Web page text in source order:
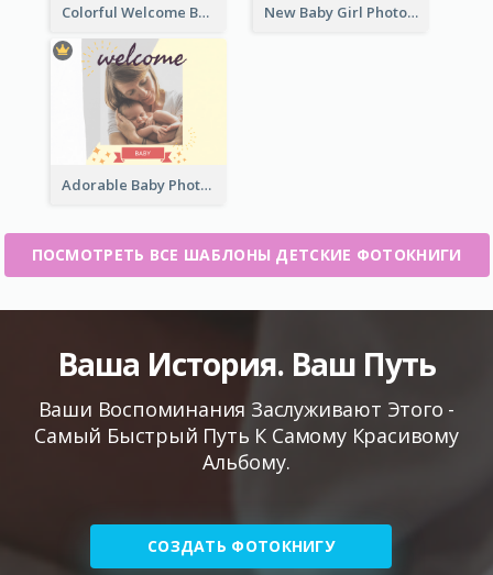
Colorful Welcome Baby Photo Book New Baby Girl Photo Book
Adorable Baby Photo Book
ПОСМОТРЕТЬ ВСЕ ШАБЛОНЫ ДЕТСКИЕ ФОТОКНИГИ
Ваша История. Ваш Путь
Ваши Воспоминания Заслуживают Этого -
Самый Быстрый Путь К Самому Красивому
Альбому.
СОЗДАТЬ ФОТОКНИГУ